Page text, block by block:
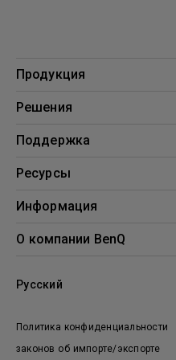
Продукция
Проекторы
Решения
Образование
Поддержка
Поддержка
Ресурсы
Проекционный калькулятор
Информация
BenQ AQCOLOR
О компании BenQ
Новости
Политика конфиденциальности
законов об импорте/экспорте
Русский